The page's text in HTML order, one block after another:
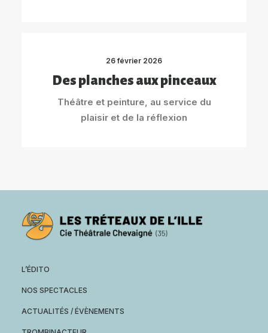
26 février 2026
Des planches aux pinceaux
Théâtre et peinture, au service du
plaisir et de la réflexion
L’ÉDITO
NOS SPECTACLES
ACTUALITÉS / ÉVÈNEMENTS